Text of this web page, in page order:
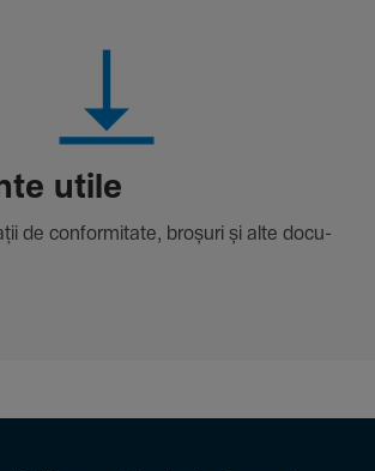
utile
de conformitate, broșuri și alte docu­